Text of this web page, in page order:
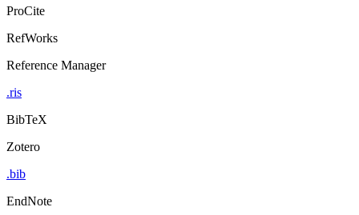
ProCite
RefWorks
Reference Manager
.ris
BibTeX
Zotero
.bib
EndNote